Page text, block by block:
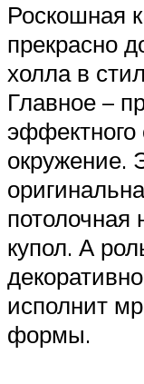
Роскошная
прекрасно
холла в
Главное –
эффектного
окружение.
купол. А
исполнит
формы.